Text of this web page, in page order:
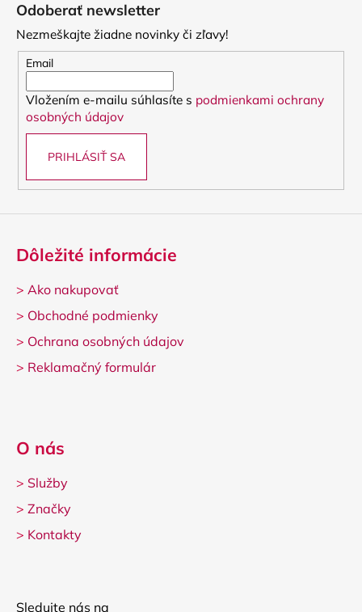
Odoberať newsletter
Nezmeškajte žiadne novinky či zľavy!
Email
Vložením e-mailu súhlasíte s podmienkami ochrany
osobných údajov
PRIHLÁSIŤ SA
Dôležité informácie
> Ako nakupovať
> Obchodné podmienky
> Ochrana osobných údajov
> Reklamačný formulár
O nás
> Služby
> Značky
> Kontakty
Sledujte nás na